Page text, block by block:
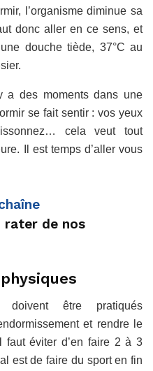
l’organisme diminue sa
donc aller en ce sens, et
douche tiède, 37°C au
a des moments dans une
se fait sentir : vos yeux
cela veut tout
Il est temps d’aller vous
rater de nos
doivent être pratiqués
et rendre le
faut éviter d’en faire 2 à 3
est de faire du sport en fin